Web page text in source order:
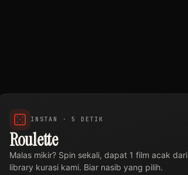
INSTAN · 5 DETIK
Roulette
Malas mikir? Spin sekali, dapat 1 film acak dari
library kurasi kami. Biar nasib yang pilih.